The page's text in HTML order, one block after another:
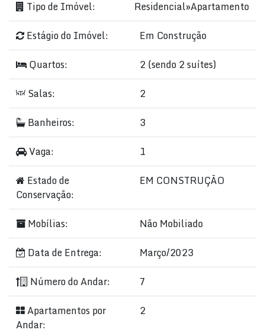
Tipo de Imóvel:
Residencial»Apartamento
Estágio do Imóvel:
Em Construção
Quartos:
2 (sendo 2 suítes)
Salas:
2
Banheiros:
3
Vaga:
1
Estado de
Conservação:
EM CONSTRUÇÃO
Mobílias:
Não Mobiliado
Data de Entrega:
Março/2023
Número do Andar:
7
Apartamentos por
Andar:
2